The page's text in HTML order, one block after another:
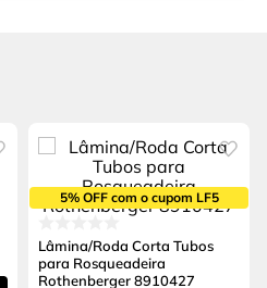
5% OFF com o cupom LF5
Lâmina/Roda Corta Tubos
para Rosqueadeira
Rothenberger 8910427